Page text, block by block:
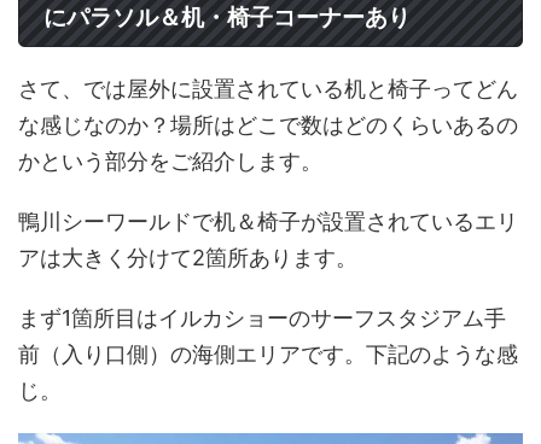
にパラソル＆机・椅子コーナーあり
さて、では屋外に設置されている机と椅子ってどん
な感じなのか？場所はどこで数はどのくらいあるの
かという部分をご紹介します。
鴨川シーワールドで机＆椅子が設置されているエリ
アは大きく分けて2箇所あります。
まず1箇所目はイルカショーのサーフスタジアム手
前（入り口側）の海側エリアです。下記のような感
じ。